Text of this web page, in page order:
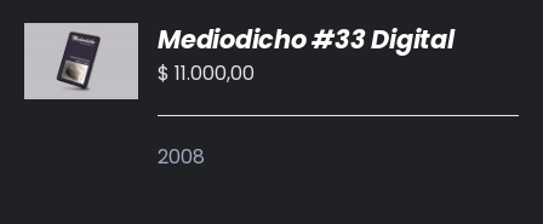
AL
CARRITO
/
Mediodicho #33 Digital
$ 11.000,00
2008